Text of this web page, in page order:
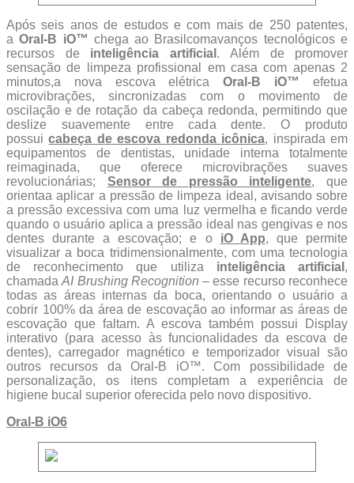
Após seis anos de estudos e com mais de 250 patentes,
aOral-B iO™ chega ao Brasilcomavanços tecnológicos e
recursos de inteligência artificial . Além de promover
sensação de limpeza profissional em casa com apenas 2
minutos,a nova escova elétricaOral-B iO™efetua
microvibrações, sincronizadas com o movimento de
oscilação e de rotação da cabeça redonda, permitindo que
deslize suavemente entre cada dente. O produto
possuicabeça de escova redonda icônica, inspirada em
equipamentos de dentistas, unidade interna totalmente
reimaginada, que oferece microvibrações suaves
revolucionárias; Sensor de pressão inteligente, que
orientaa aplicar a pressão de limpeza ideal, avisando sobre
a pressão excessiva com uma luz vermelha e ficando verde
quando o usuário aplica a pressão ideal nas gengivas e nos
dentes durante a escovação; e o iO App, que permite
visualizar a boca tridimensionalmente, com uma tecnologia
de reconhecimento que utiliza inteligência artificial ,
chamadaAI Brushing Recognition – esse recurso reconhece
todas as áreas internas da boca, orientando o usuário a
cobrir 100% da área de escovação ao informar as áreas de
escovação que faltam. A escova também possui Display
interativo (para acesso às funcionalidades da escova de
dentes), carregador magnético e temporizador visual são
outros recursos da Oral-B iO™. Com possibilidade de
personalização, os itens completam a experiência de
higiene bucal superior oferecida pelo novo dispositivo.
Oral-B iO6